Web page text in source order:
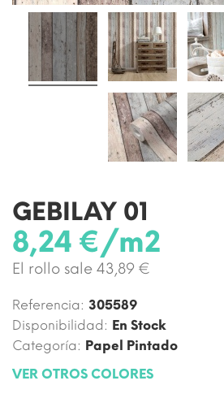
GEBILAY 01
8,24 €/m2
El rollo sale 43,89 €
Referencia: 305589
Disponibilidad: En Stock
Categoría: Papel Pintado
VER OTROS COLORES